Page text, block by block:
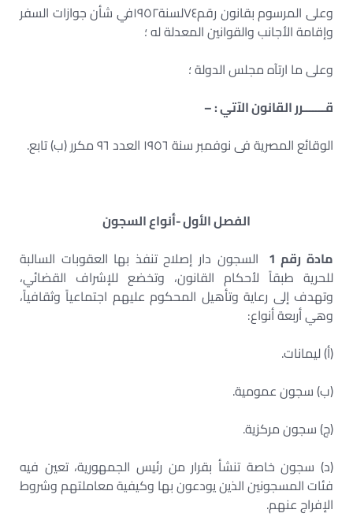
وعلى المرسوم بقانون رقم٧٤لسنة١٩٥٢في شأن جوازات السفر
وإقامة الأجانب والقوانين المعدلة له ؛
وعلى ما ارتآه مجلس الدولة ؛
قـــــــرر القانون الآتي : –
الوقائع المصرية فى نوفمبر سنة ١٩٥٦ العدد ٩٦ مكرر (ب) تابع.
الفصل الأول -أنواع السجون
مادة رقم 1
السجون دار إصلاح تنفذ بها العقوبات السالبة
للحرية طبقاً لأحكام القانون، وتخضع للإشراف القضائي،
وتهدف إلى رعاية وتأهيل المحكوم عليهم اجتماعياً وثقافياً،
وهي أربعة أنواع:
(أ) ليمانات.
(ب) سجون عمومية.
(ج) سجون مركزية.
(د) سجون خاصة تنشأ بقرار من رئيس الجمهورية، تعين فيه
فئات المسجونين الذين يودعون بها وكيفية معاملتهم وشروط
الإفراج عنهم.